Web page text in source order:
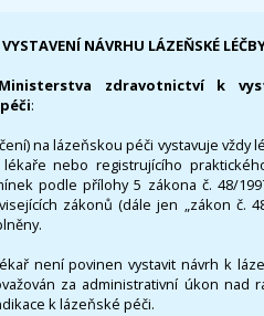
NÁVRHU LÁZEŇSKÉ
zdravotnictví k
:
na lázeňskou péči vystavuje
lékaře nebo registrujícího
podle přílohy 5 zákona č. 48/
zákonů (dále jen „zákon č.
není povinen vystavit návrh k
za administrativní úkon nad
k lázeňské péči.